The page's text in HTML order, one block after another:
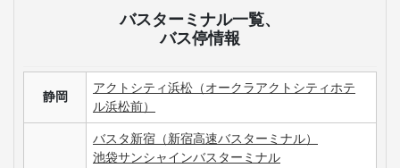
バスターミナル一覧、
バス停情報
静岡
アクトシティ浜松（オークラアクトシティホテ
ル浜松前）
バスタ新宿（新宿高速バスターミナル）
池袋サンシャインバスターミナル